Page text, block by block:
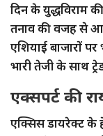
दिन के युद्धविराम
तनाव की वजह से
एशियाई बाजारों
भारी तेजी के साथ
एक्सपर्ट की
एक्सिस डायरेक्ट के